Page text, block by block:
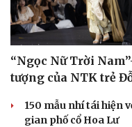
“Ngọc Nữ Trời
tượng của NTK trẻ
150 mẫu nhí tái hiện
gian phố cổ Hoa Lư